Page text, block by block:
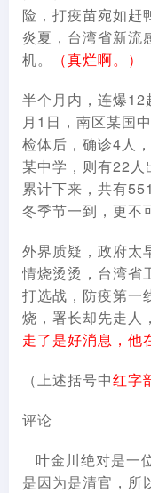
险，打疫苗宛如赶
炎夏，台湾省新流
机。
（真烂啊。）
半个月内，连爆
月1日，南区某国
检体后，确诊4人
某中学，则有22人
累计下来，共有
冬季节一到，更不
外界质疑，政府太
情烧烫烫，台湾省
打选战，防疫第一
烧，署长却先走人
走了是好消息，他
（上述括号中红字
评论
叶金川绝对是一
是因为是清官，所